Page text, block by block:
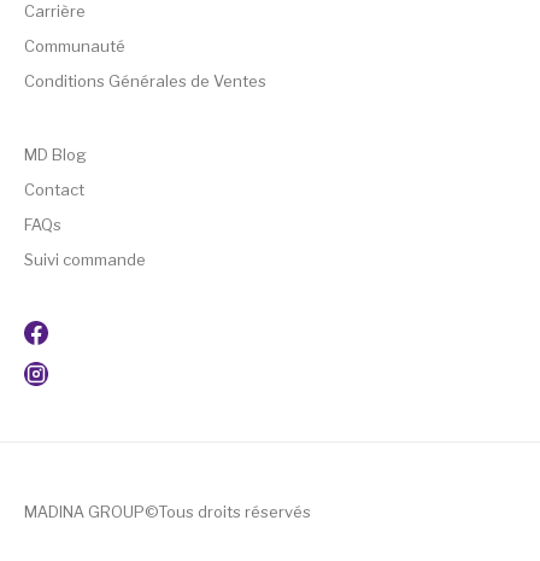
Carrière
Communauté
Conditions Générales de Ventes
MD Blog
Contact
FAQs
Suivi commande
MADINA GROUP©Tous droits réservés